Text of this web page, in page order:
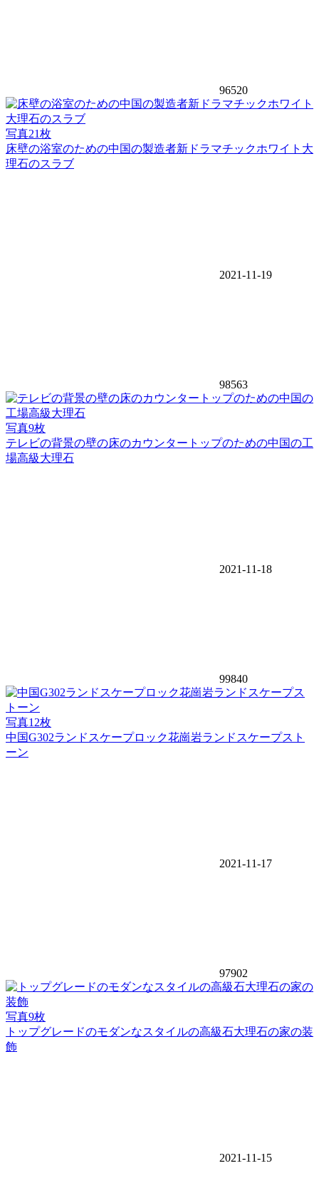
96520
写真21枚
床壁の浴室のための中国の製造者新ドラマチックホワイト大
理石のスラブ
2021-11-19
98563
写真9枚
テレビの背景の壁の床のカウンタートップのための中国の工
場高級大理石
2021-11-18
99840
写真12枚
中国G302ランドスケープロック花崗岩ランドスケープスト
ーン
2021-11-17
97902
写真9枚
トップグレードのモダンなスタイルの高級石大理石の家の装
飾
2021-11-15